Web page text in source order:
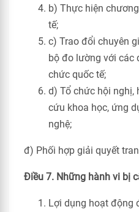
b) Thực hiện
tế;
c) Trao đổi chuyên
bộ đo lường với các
chức quốc tế;
d) Tổ chức hội nghị,
cứu khoa học, ứng
nghệ;
đ) Phối hợp giải quyết
Điều 7. Những hành vi bị
Lợi dụng hoạt động